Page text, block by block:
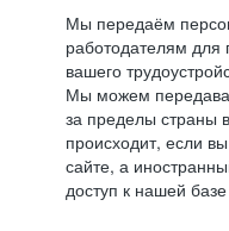
Мы передаём
работодателям для
вашего
Мы можем
за пределы страны
происходит, если
сайте, а
доступ к нашей